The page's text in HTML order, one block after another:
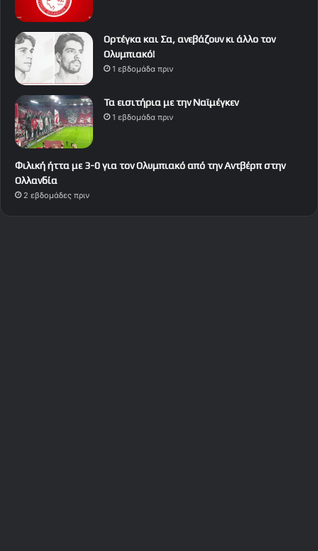
Ορτέγκα και Σα, ανεβάζουν κι άλλο τον
Ολυμπιακό!
1 εβδομάδα πριν
Τα εισιτήρια με την Ναϊμέγκεν
1 εβδομάδα πριν
Φιλική ήττα με 3-0 για τον Ολυμπιακό από την Αντβέρπ στην
Ολλανδία
2 εβδομάδες πριν